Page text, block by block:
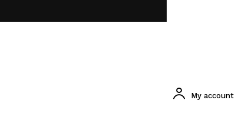
My account